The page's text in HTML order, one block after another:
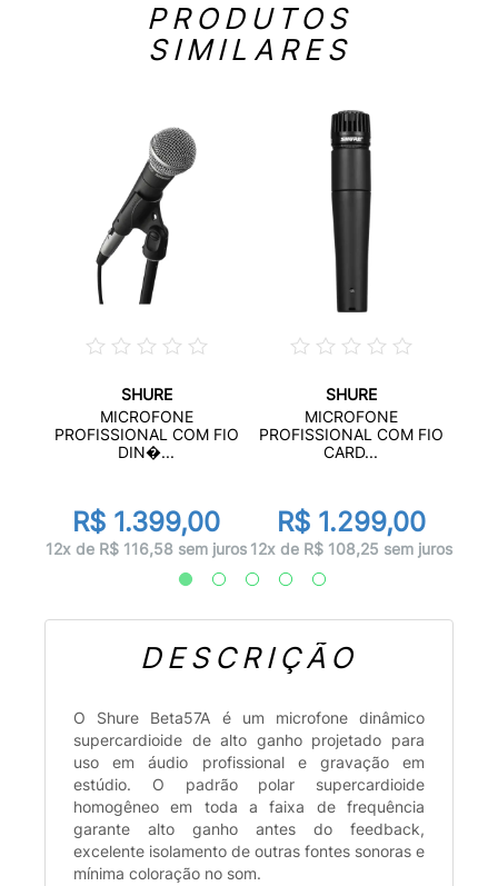
PRODUTOS
SIMILARES
SHURE
MICROFONE
PROFISSIONAL COM FIO
DIN�...
R$ 1.399,00
12x de R$ 116,58 sem juros
SHURE
MICROFONE
PROFISSIONAL COM FIO
CARD...
R$ 1.299,00
12x de R$ 108,25 sem juros
DESCRIÇÃO
O Shure Beta57A é um microfone dinâmico
supercardioide de alto ganho projetado para
uso em áudio profissional e gravação em
estúdio. O padrão polar supercardioide
homogêneo em toda a faixa de frequência
garante alto ganho antes do feedback,
excelente isolamento de outras fontes sonoras e
mínima coloração no som.